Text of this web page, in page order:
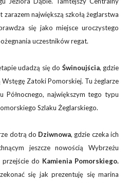
największą szkołą żeglarstwa
się jako miejsce uroczystego
uczestników regat.
udadzą się do Świnoujścia, gdzie
Zatoki Pomorskiej. Tu żeglarze
Północnego, największym tego typu
Szlaku Żeglarskiego.
dotrą do Dziwnowa, gdzie czeka ich
jeszcze nowością Wybrzeżu
do Kamienia Pomorskiego.
się jak prezentuję się marina